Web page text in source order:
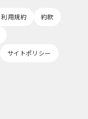
利用規約
約款
サイトポリシー